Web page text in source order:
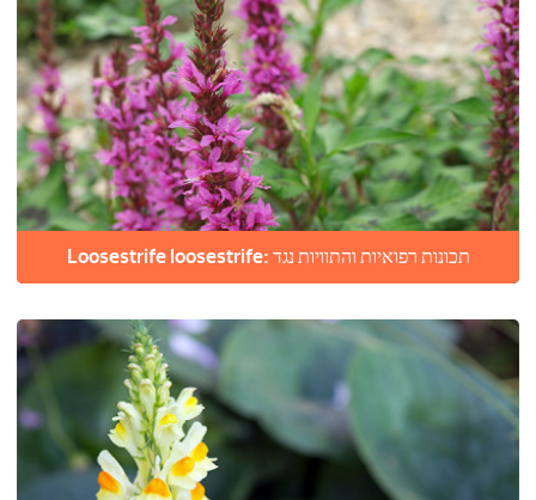
Loosestrife loosestrife: תכונות רפואיות והתוויות נגד